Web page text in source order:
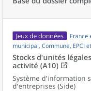
Jeux de données
France
municipal, Commune, EPCI
Stocks d'unités
activité (A10)
Système d'information
d'entreprises (Side)